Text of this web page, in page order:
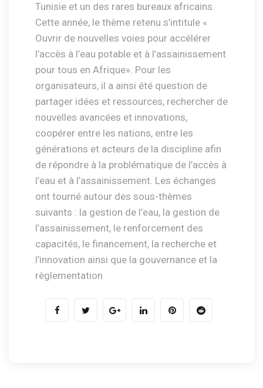
Tunisie et un des rares bureaux africains.
Cette année, le thème retenu s’intitule «
Ouvrir de nouvelles voies pour accélérer
l’accès à l’eau potable et à l’assainissement
pour tous en Afrique». Pour les
organisateurs, il a ainsi été question de
partager idées et ressources, rechercher de
nouvelles avancées et innovations,
coopérer entre les nations, entre les
générations et acteurs de la discipline afin
de répondre à la problématique de l’accès à
l’eau et à l’assainissement. Les échanges
ont tourné autour des sous-thèmes
suivants : la gestion de l’eau, la gestion de
l’assainissement, le renforcement des
capacités, le financement, la recherche et
l’innovation ainsi que la gouvernance et la
règlementation